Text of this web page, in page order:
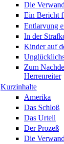
Die
Ein Bericht
Entlarvung
In der
Kinder auf
Zum
Herrenreiter
Kurzinhalte
Amerika
Das Schloß
Das Urteil
Der Prozeß
Die